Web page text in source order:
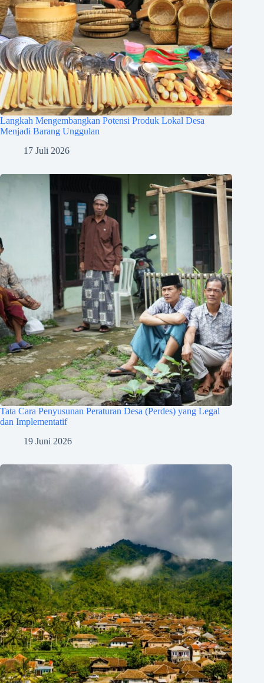
Langkah Mengembangkan Potensi Produk Lokal Desa
Menjadi Barang Unggulan
17 Juli 2026
Tata Cara Penyusunan Peraturan Desa (Perdes) yang Legal
dan Implementatif
19 Juni 2026